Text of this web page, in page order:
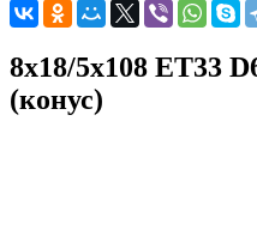
8x18/5x108 ET33
(конус)